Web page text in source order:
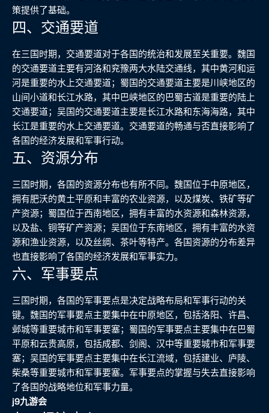
策提供了基础。
四、交通要道
在三国时期，交通要道对于各国的统治和发展至关重要。魏国
的交通要道主要有河洛和兖豫两大水陆交通线，其中黄河和运
河是重要的水上交通要道；蜀国的交通要道主要是川峡地区的
山间小道和长江水路，其中巴峡地区的巴蜀古道是重要的陆上
交通要道；吴国的交通要道主要是长江水路和东海海路，其中
长江是重要的水上交通要道。交通要道的畅通与否直接影响了
各国的经济发展和军事行动。
五、资源分布
三国时期，各国的资源分布也有所不同。魏国位于中原地区，
拥有肥沃的黄土平原和丰富的农业资源，以及煤炭、铁矿等矿
产资源；蜀国位于西南地区，拥有丰富的水资源和森林资源，
以及盐、铜等矿产资源；吴国位于东南地区，拥有丰富的水资
源和渔业资源，以及丝绸、茶叶等特产。各国资源的分布差异
也直接影响了各国的经济发展和军事实力。
六、军事要点
三国时期，各国的军事要点是决定战略布局和军事行动的关
键。魏国的军事要点主要集中在中原地区，包括洛阳、许昌、
邺城等重要城市和军事要塞；蜀国的军事要点主要集中在巴蜀
平原和云贵高原，包括成都、剑阁、汉中等重要城市和军事要
塞；吴国的军事要点主要集中在长江流域，包括建业、庐陵、
柴桑等重要城市和军事要塞。军事要点的掌握与失去直接影响
了各国的战略地位和军事力量。
j9九游会